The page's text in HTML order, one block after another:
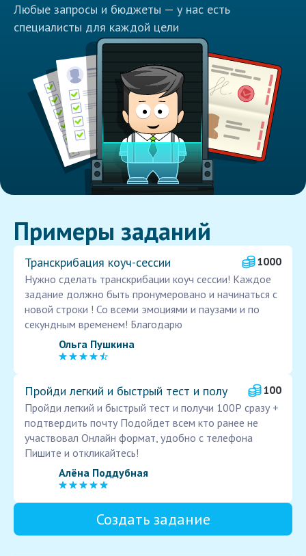
Любые запросы и бюджеты — у нас есть
специалисты для каждой цели
Примеры заданий
Транскрибация коуч-сессии
1000
Нужно сделать транскрибации коуч сессии! Каждое
задание должно быть пронумеровано и начинаться с
новой строки ! Со всеми эмоциями и паузами и по
секундным временем! Благодарю
Ольга Пушкина
Пройди легкий и быстрый тест и полу
100
Пройди легкий и быстрый тест и получи 100Р сразу +
подтвердить почту Подойдет всем кто ранее не
участвовал Онлайн формат, удобно с телефона
Пишите и откликайтесь!
Алёна Поддубная
Создать задание